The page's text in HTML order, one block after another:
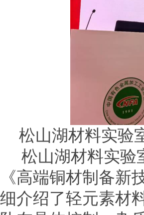
松山湖材料实验
松山湖材料实验
《高端铜材制备
细介绍了轻元素材